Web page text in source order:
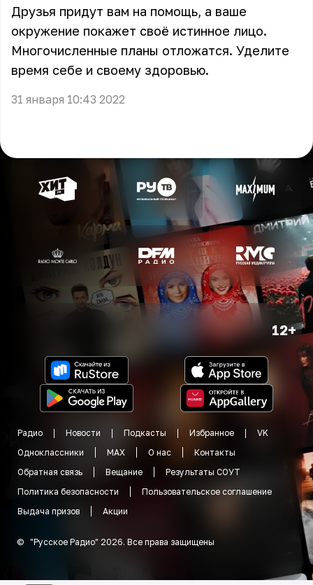
Друзья придут вам на помощь, а ваше
окружение покажет своё истинное лицо.
Многочисленные планы отложатся. Уделите
время себе и своему здоровью.
31 января 10:43 2022
12+
Радио Новости Подкасты Избранное
VK
Одноклассники
MAX О нас
Контакты
Обратная связь
Вещание
Результаты СОУТ
Политика безопасности
Пользовательское соглашение
Выдача призов
Акции
© "Русское Радио" 2026. Все права защищены